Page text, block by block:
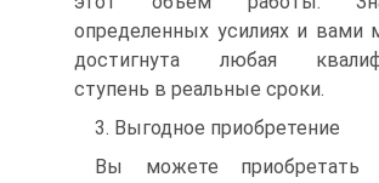
определенных усилиях и вами
достигнута любая
ступень в реальные сроки.
3. Выгодное приобретение
Вы можете приобретать